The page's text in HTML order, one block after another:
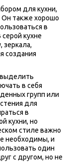
для кухни,
Он также хорошо
в
кухне
зеркала,
создания
в себя
групп или
для
в
кухни, но
стиле важно
необходимы, и
один
с другом, но не